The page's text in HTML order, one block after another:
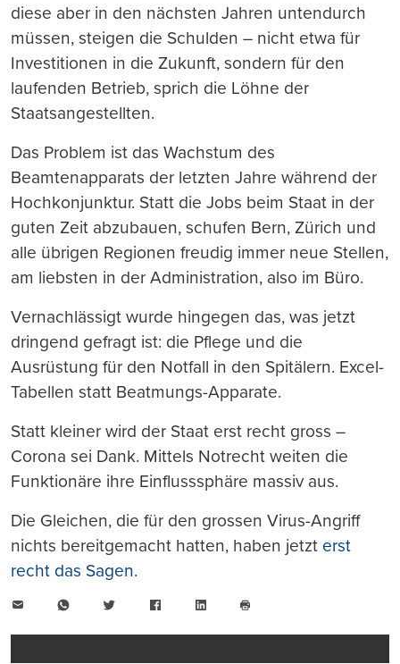
diese aber in den nächsten Jahren untendurch
müssen, steigen die Schulden – nicht etwa für
Investitionen in die Zukunft, sondern für den
laufenden Betrieb, sprich die Löhne der
Staatsangestellten.
Das Problem ist das Wachstum des
Beamtenapparats der letzten Jahre während der
Hochkonjunktur. Statt die Jobs beim Staat in der
guten Zeit abzubauen, schufen Bern, Zürich und
alle übrigen Regionen freudig immer neue Stellen,
am liebsten in der Administration, also im Büro.
Vernachlässigt wurde hingegen das, was jetzt
dringend gefragt ist: die Pflege und die
Ausrüstung für den Notfall in den Spitälern. Excel-
Tabellen statt Beatmungs-Apparate.
Statt kleiner wird der Staat erst recht gross –
Corona sei Dank. Mittels Notrecht weiten die
Funktionäre ihre Einflusssphäre massiv aus.
Die Gleichen, die für den grossen Virus-Angriff
nichts bereitgemacht hatten, haben jetzt erst
recht das Sagen.
WhatsAppTwitter FacebookLinkedIn
drucken